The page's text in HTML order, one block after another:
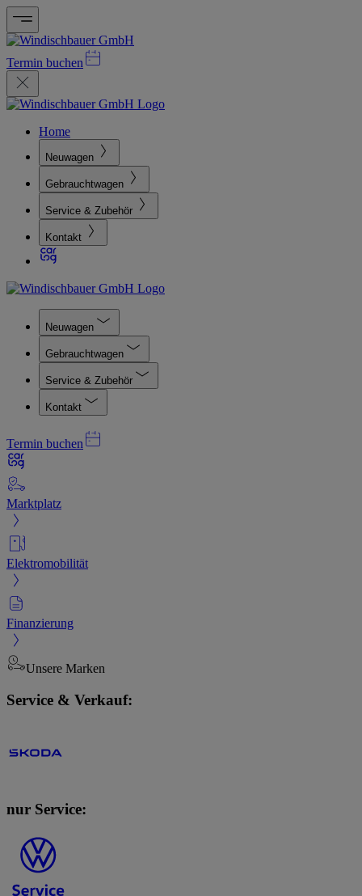
Termin buchen
Home
Neuwagen
Gebrauchtwagen
Service & Zubehör
Kontakt
Neuwagen
Gebrauchtwagen
Service & Zubehör
Kontakt
Termin buchen
Marktplatz
Elektromobilität
Finanzierung
Unsere Marken
Service & Verkauf:
nur Service: